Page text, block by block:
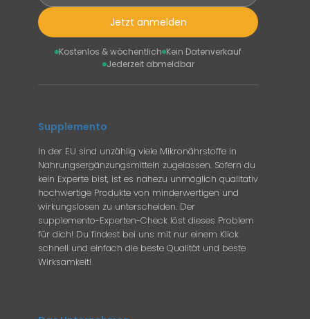
Jetzt anmelden
Kostenlos & wöchentlich Kein Datenverkauf
Jederzeit abmeldbar
Supplemento
In der EU sind unzählig viele Mikronährstoffe in
Nahrungsergänzungsmitteln zugelassen. Sofern du
kein Experte bist, ist es nahezu unmöglich qualitativ
hochwertige Produkte von minderwertigen und
wirkungslosen zu unterscheiden. Der
supplemento-Experten-Check löst dieses Problem
für dich! Du findest bei uns mit nur einem Klick
schnell und einfach die beste Qualität und beste
Wirksamkeit!